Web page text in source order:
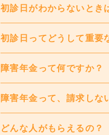
初診日がわからないとき
初診日ってどうして重要
障害年金って何ですか？
障害年金って、請求しな
どんな人がもらえるの？